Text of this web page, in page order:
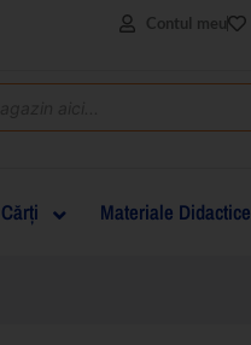
Contul meu
Cărţi Materiale Didactice